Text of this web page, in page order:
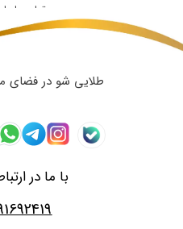
تماس با ما
طلایی شو در فضای
با ما در